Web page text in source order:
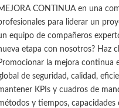
CONTINUA en una
para liderar un
equipo de compañeros
etapa con nosotros? Haz
la mejora continua
de seguridad, calidad,
KPIs y cuadros de
y tiempos,